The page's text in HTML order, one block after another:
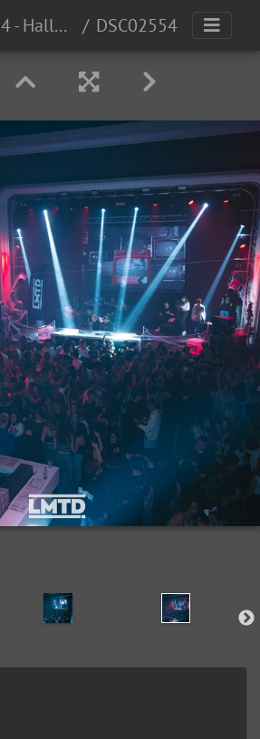
30.10.2024 - Halloween Invasion @ Cocomo DSC02554